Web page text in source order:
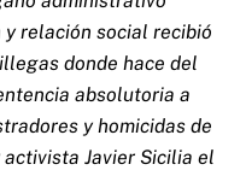
relación social recibió
donde hace del
absolutoria a
y homicidas de
Javier Sicilia el